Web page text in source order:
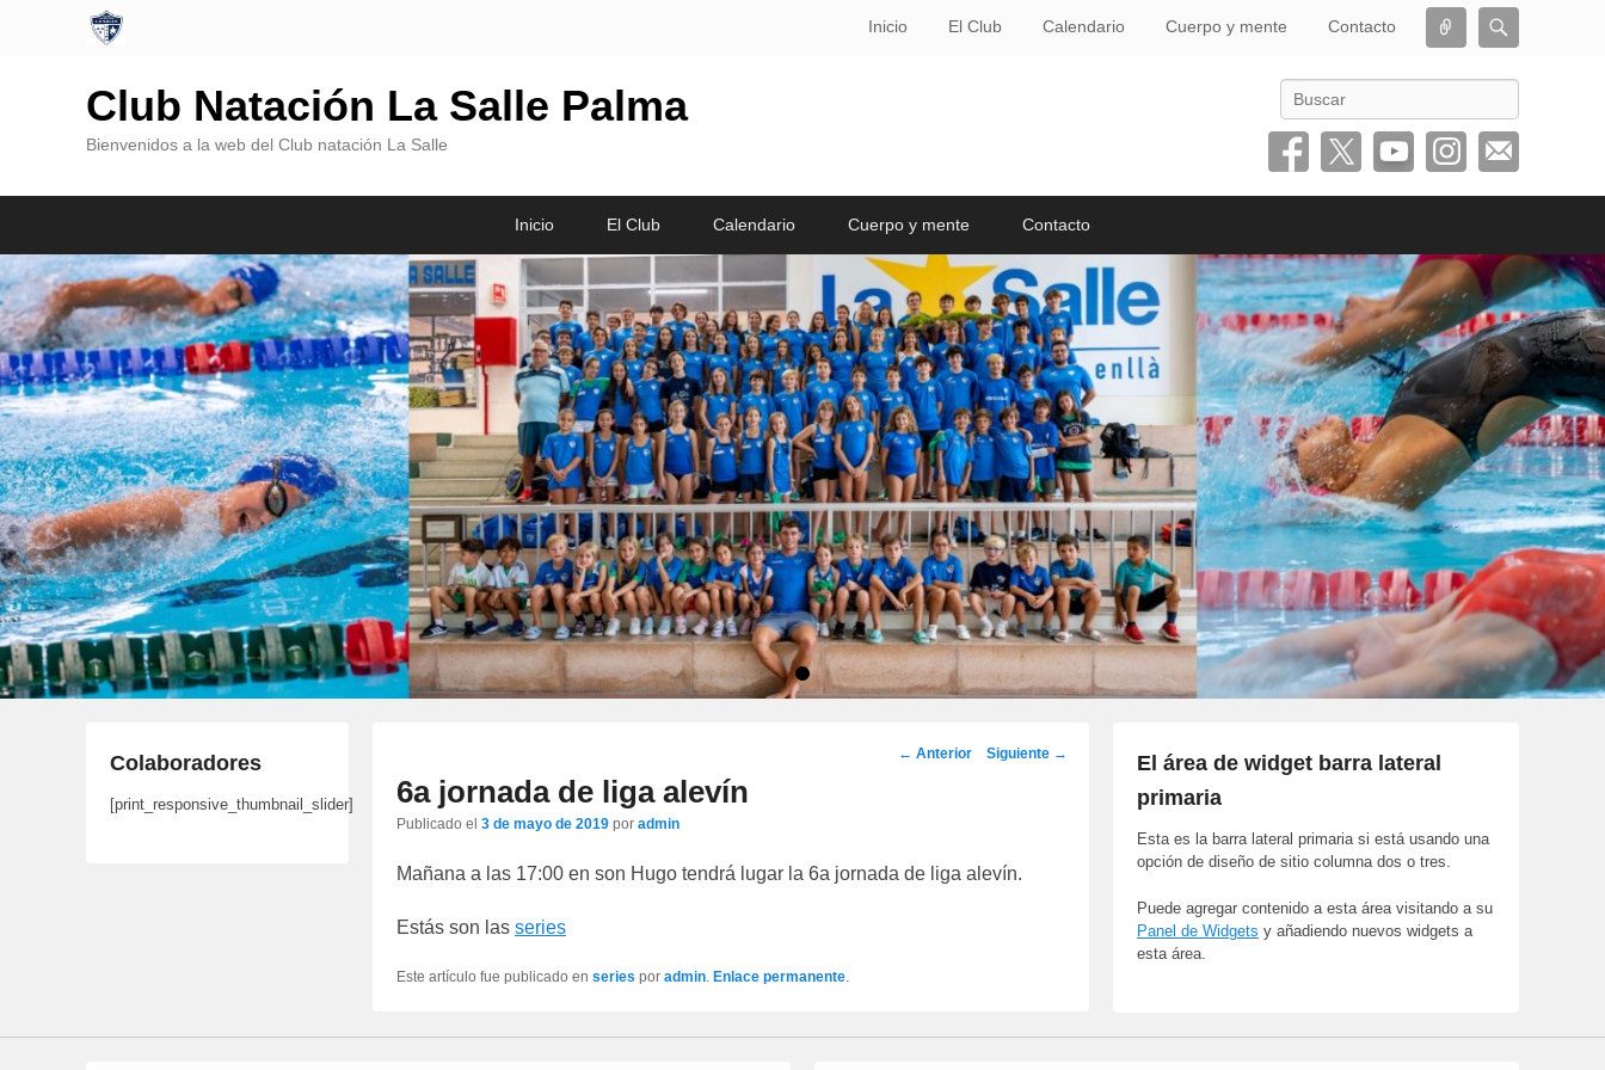
Conectar
Inicio El Club Calendario Cuerpo y mente Contacto
Club Natación La Salle Palma
Bienvenidos a la web del Club natación La Salle
Buscar
contenido
principal
contenido
secundario
Inicio El Club Calendario Cuerpo y mente Contacto
•
Navegación
← Anterior Siguiente →
6a jornada de liga alevín
Publicado el 3 de mayo de 2019 por admin
Mañana a las 17:00 en son Hugo tendrá lugar la 6a jornada de liga alevín.
Estás son las series
Este artículo fue publicado en series por admin Enlace permanente
El área de widget barra lateral
primaria
Esta es la barra lateral primaria si está usando una
opción de diseño de sitio columna dos o tres.
Puede agregar contenido a esta área visitando a su
Panel de Widgets y añadiendo nuevos widgets a
esta área.
Colaboradores
[print_responsive_thumbnail_slider]